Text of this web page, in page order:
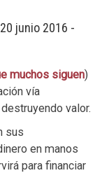
20 junio 2016 -
muchos siguen)
vía
valor.
sus
en manos
para financiar